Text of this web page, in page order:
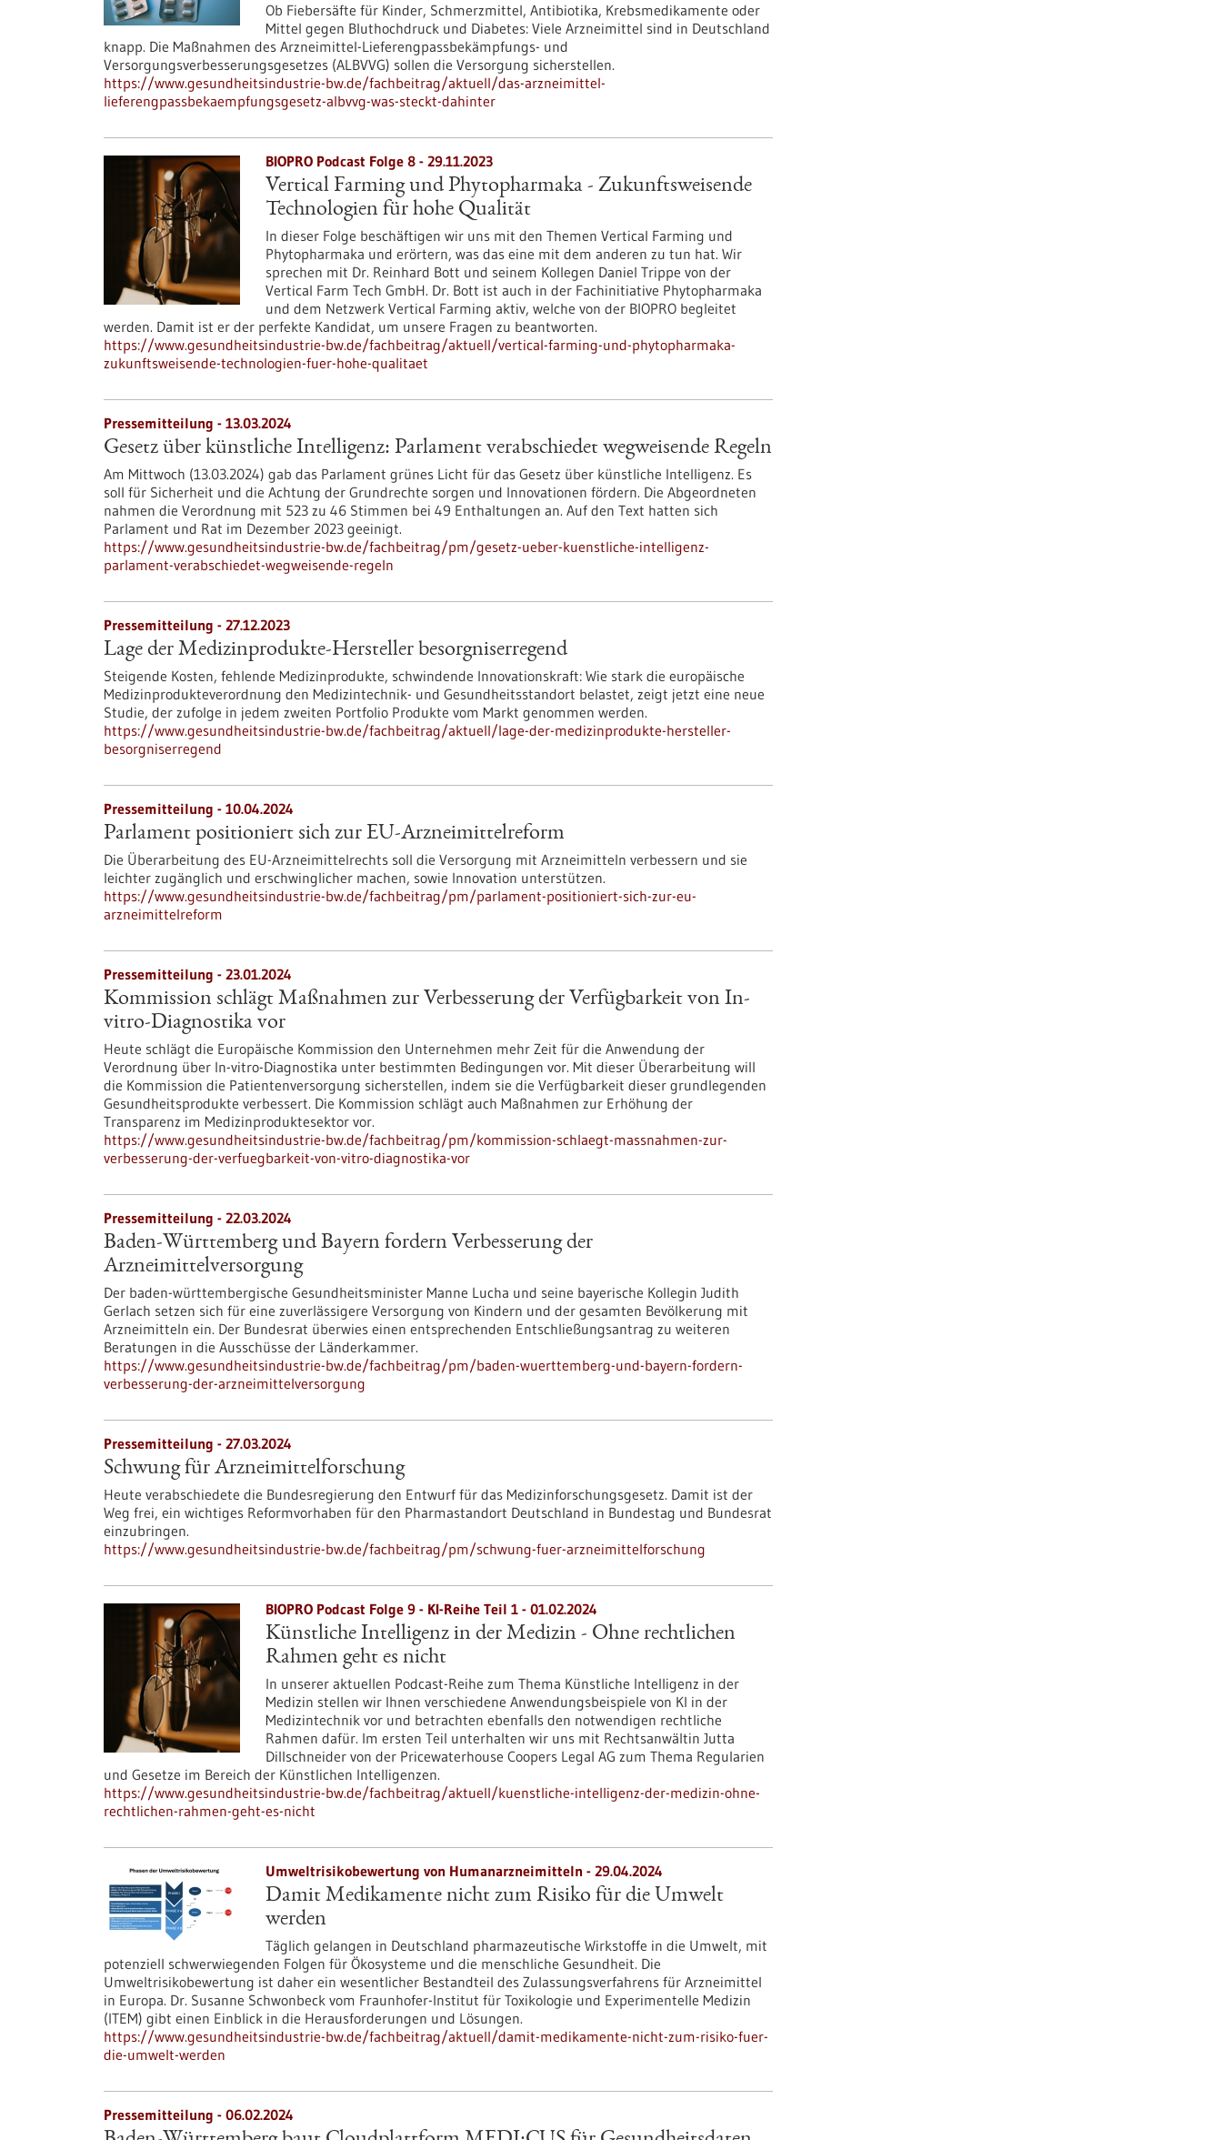
Ob Fiebersäfte für Kinder, Schmerzmittel, Antibiotika, Krebsmedikamente oder
Mittel gegen Bluthochdruck und Diabetes: Viele Arzneimittel sind in Deutschland
knapp. Die Maßnahmen des Arzneimittel-Lieferengpassbekämpfungs- und
Versorgungsverbesserungsgesetzes (ALBVVG) sollen die Versorgung sicherstellen.
https://www.gesundheitsindustrie-bw.de/fachbeitrag/aktuell/das-arzneimittel-
lieferengpassbekaempfungsgesetz-albvvg-was-steckt-dahinter
BIOPRO Podcast Folge 8 - 29.11.2023
Vertical Farming und Phytopharmaka - Zukunftsweisende
Technologien für hohe Qualität
In dieser Folge beschäftigen wir uns mit den Themen Vertical Farming und
Phytopharmaka und erörtern, was das eine mit dem anderen zu tun hat. Wir
sprechen mit Dr. Reinhard Bott und seinem Kollegen Daniel Trippe von der
Vertical Farm Tech GmbH. Dr. Bott ist auch in der Fachinitiative Phytopharmaka
und dem Netzwerk Vertical Farming aktiv, welche von der BIOPRO begleitet
werden. Damit ist er der perfekte Kandidat, um unsere Fragen zu beantworten.
https://www.gesundheitsindustrie-bw.de/fachbeitrag/aktuell/vertical-farming-und-phytopharmaka-
zukunftsweisende-technologien-fuer-hohe-qualitaet
Pressemitteilung - 13.03.2024
Gesetz über künstliche Intelligenz: Parlament verabschiedet wegweisende Regeln
Am Mittwoch (13.03.2024) gab das Parlament grünes Licht für das Gesetz über künstliche Intelligenz. Es
soll für Sicherheit und die Achtung der Grundrechte sorgen und Innovationen fördern. Die Abgeordneten
nahmen die Verordnung mit 523 zu 46 Stimmen bei 49 Enthaltungen an. Auf den Text hatten sich
Parlament und Rat im Dezember 2023 geeinigt.
https://www.gesundheitsindustrie-bw.de/fachbeitrag/pm/gesetz-ueber-kuenstliche-intelligenz-
parlament-verabschiedet-wegweisende-regeln
Pressemitteilung - 27.12.2023
Lage der Medizinprodukte-Hersteller besorgniserregend
Steigende Kosten, fehlende Medizinprodukte, schwindende Innovationskraft: Wie stark die europäische
Medizinprodukteverordnung den Medizintechnik- und Gesundheitsstandort belastet, zeigt jetzt eine neue
Studie, der zufolge in jedem zweiten Portfolio Produkte vom Markt genommen werden.
https://www.gesundheitsindustrie-bw.de/fachbeitrag/aktuell/lage-der-medizinprodukte-hersteller-
besorgniserregend
Pressemitteilung - 10.04.2024
Parlament positioniert sich zur EU-Arzneimittelreform
Die Überarbeitung des EU-Arzneimittelrechts soll die Versorgung mit Arzneimitteln verbessern und sie
leichter zugänglich und erschwinglicher machen, sowie Innovation unterstützen.
https://www.gesundheitsindustrie-bw.de/fachbeitrag/pm/parlament-positioniert-sich-zur-eu-
arzneimittelreform
Pressemitteilung - 23.01.2024
Kommission schlägt Maßnahmen zur Verbesserung der Verfügbarkeit von In-
vitro-Diagnostika vor
Heute schlägt die Europäische Kommission den Unternehmen mehr Zeit für die Anwendung der
Verordnung über In-vitro-Diagnostika unter bestimmten Bedingungen vor. Mit dieser Überarbeitung will
die Kommission die Patientenversorgung sicherstellen, indem sie die Verfügbarkeit dieser grundlegenden
Gesundheitsprodukte verbessert. Die Kommission schlägt auch Maßnahmen zur Erhöhung der
Transparenz im Medizinproduktesektor vor.
https://www.gesundheitsindustrie-bw.de/fachbeitrag/pm/kommission-schlaegt-massnahmen-zur-
verbesserung-der-verfuegbarkeit-von-vitro-diagnostika-vor
Pressemitteilung - 22.03.2024
Baden-Württemberg und Bayern fordern Verbesserung der
Arzneimittelversorgung
Der baden-württembergische Gesundheitsminister Manne Lucha und seine bayerische Kollegin Judith
Gerlach setzen sich für eine zuverlässigere Versorgung von Kindern und der gesamten Bevölkerung mit
Arzneimitteln ein. Der Bundesrat überwies einen entsprechenden Entschließungsantrag zu weiteren
Beratungen in die Ausschüsse der Länderkammer.
https://www.gesundheitsindustrie-bw.de/fachbeitrag/pm/baden-wuerttemberg-und-bayern-fordern-
verbesserung-der-arzneimittelversorgung
Pressemitteilung - 27.03.2024
Schwung für Arzneimittelforschung
Heute verabschiedete die Bundesregierung den Entwurf für das Medizinforschungsgesetz. Damit ist der
Weg frei, ein wichtiges Reformvorhaben für den Pharmastandort Deutschland in Bundestag und Bundesrat
einzubringen.
https://www.gesundheitsindustrie-bw.de/fachbeitrag/pm/schwung-fuer-arzneimittelforschung
BIOPRO Podcast Folge 9 - KI-Reihe Teil 1 - 01.02.2024
Künstliche Intelligenz in der Medizin - Ohne rechtlichen
Rahmen geht es nicht
In unserer aktuellen Podcast-Reihe zum Thema Künstliche Intelligenz in der
Medizin stellen wir Ihnen verschiedene Anwendungsbeispiele von KI in der
Medizintechnik vor und betrachten ebenfalls den notwendigen rechtliche
Rahmen dafür. Im ersten Teil unterhalten wir uns mit Rechtsanwältin Jutta
Dillschneider von der Pricewaterhouse Coopers Legal AG zum Thema Regularien
und Gesetze im Bereich der Künstlichen Intelligenzen.
https://www.gesundheitsindustrie-bw.de/fachbeitrag/aktuell/kuenstliche-intelligenz-der-medizin-ohne-
rechtlichen-rahmen-geht-es-nicht
Umweltrisikobewertung von Humanarzneimitteln - 29.04.2024
Damit Medikamente nicht zum Risiko für die Umwelt
werden
Täglich gelangen in Deutschland pharmazeutische Wirkstoffe in die Umwelt, mit
potenziell schwerwiegenden Folgen für Ökosysteme und die menschliche Gesundheit. Die
Umweltrisikobewertung ist daher ein wesentlicher Bestandteil des Zulassungsverfahrens für Arzneimittel
in Europa. Dr. Susanne Schwonbeck vom Fraunhofer-Institut für Toxikologie und Experimentelle Medizin
(ITEM) gibt einen Einblick in die Herausforderungen und Lösungen.
https://www.gesundheitsindustrie-bw.de/fachbeitrag/aktuell/damit-medikamente-nicht-zum-risiko-fuer-
die-umwelt-werden
Pressemitteilung - 06.02.2024